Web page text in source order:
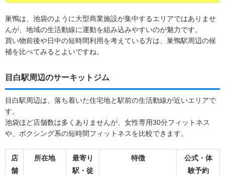
巣鴨は、池袋のように大型商業施設が集中するエリアではありませ
んが、地域の生活動線に運動を組み込みやすいのが魅力です。
買い物前後や日中の短時間利用を考えている方は、巣鴨駅周辺の候
補を比べてみるとよいですね。
目白駅周辺のサーキットジム
目白駅周辺は、落ち着いた住宅地と駅前の生活動線が近いエリアで
す。
池袋ほど店舗数は多くありませんが、女性専用30分フィットネス
や、ボクシング系の短時間フィットネスを比較できます。
店
舗
所在地
最寄り
駅・徒
特徴
公式・体
験予約